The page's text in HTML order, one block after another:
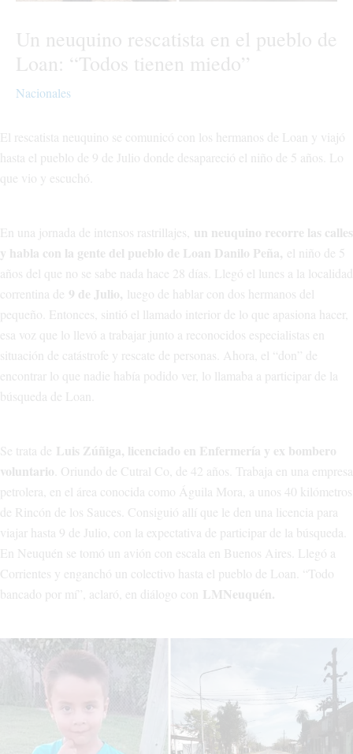
Un neuquino rescatista en el pueblo de
Loan: “Todos tienen miedo”
Nacionales
El rescatista neuquino se comunicó con los hermanos de Loan y viajó
hasta el pueblo de 9 de Julio donde desapareció el niño de 5 años. Lo
que vio y escuchó.
En una jornada de intensos rastrillajes, un neuquino recorre las calles
y habla con la gente del pueblo de Loan Danilo Peña, el niño de 5
años del que no se sabe nada hace 28 días. Llegó el lunes a la localidad
correntina de 9 de Julio, luego de hablar con dos hermanos del
pequeño. Entonces, sintió el llamado interior de lo que apasiona hacer,
esa voz que lo llevó a trabajar junto a reconocidos especialistas en
situación de catástrofe y rescate de personas. Ahora, el “don” de
encontrar lo que nadie había podido ver, lo llamaba a participar de la
búsqueda de Loan.
Se trata de Luis Zúñiga, licenciado en Enfermería y ex bombero
voluntario . Oriundo de Cutral Co, de 42 años. Trabaja en una empresa
petrolera, en el área conocida como Águila Mora, a unos 40 kilómetros
de Rincón de los Sauces. Consiguió allí que le den una licencia para
viajar hasta 9 de Julio, con la expectativa de participar de la búsqueda.
En Neuquén se tomó un avión con escala en Buenos Aires. Llegó a
Corrientes y enganchó un colectivo hasta el pueblo de Loan. “Todo
bancado por mí”, aclaró, en diálogo con
LMNeuquén.